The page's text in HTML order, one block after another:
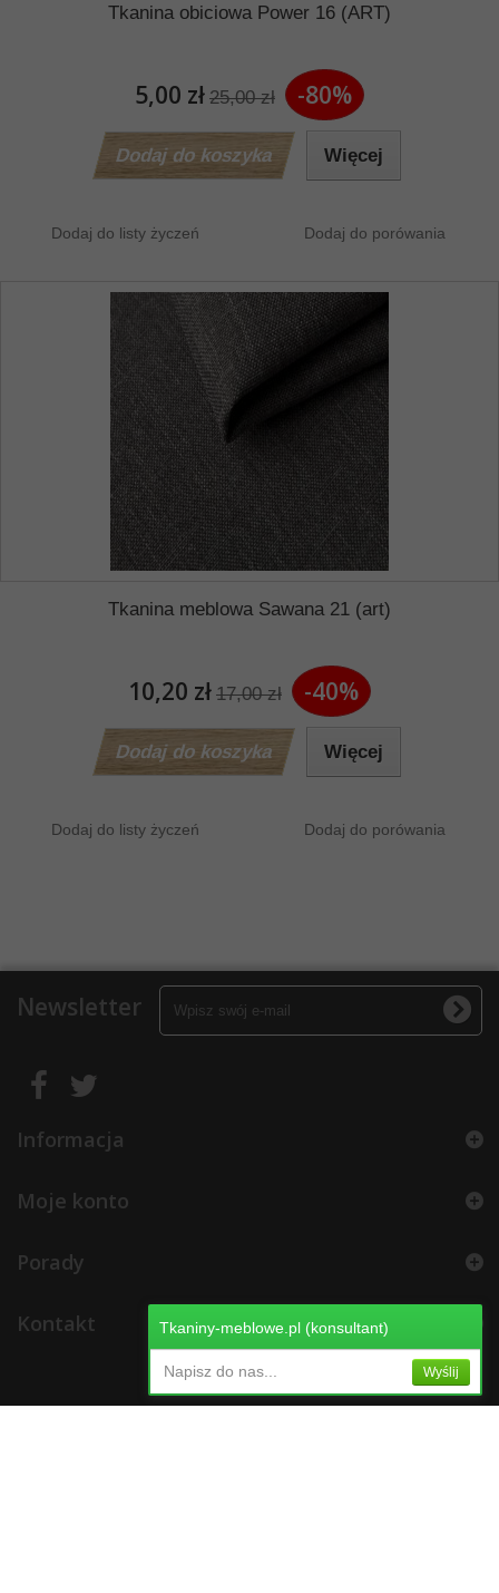
Tkanina obiciowa Power 16 (ART)
5,00 zł 25,00 zł -80%
Dodaj do koszyka Więcej
Dodaj do listy życzeń Dodaj do porówania
Tkanina meblowa Sawana 21 (art)
10,20 zł 17,00 zł -40%
Dodaj do koszyka Więcej
Dodaj do listy życzeń Dodaj do porówania
Newsletter
Informacja
Moje konto
Porady
Kontakt Tkaniny-meblowe.pl (konsultant)
Napisz do nas... Wyślij